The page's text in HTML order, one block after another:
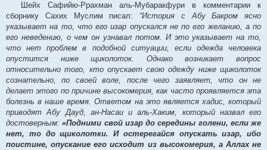
Шейх Сафийю-Ррахман аль-Мубаракфури в комментарии к
сборнику Сахих Муслим писал: “История с Абу Бакром ясно
указывает на то, что его изар опускался не по его желанию, а по
его неведению, о чем он узнавал потом. И это указывает на то,
что нет проблем в подобной ситуации, если одежда человека
опустится ниже щиколоток. Однако возникает вопрос
относительно того, кто опускает свою одежду ниже щиколоток
сознательно, по своей воле, после чего заявляет, что он не
делает этого по причине высокомерия, как часто проявляется эта
болезнь в наше время. Ответом на это является хадис, который
приводят Абу Дауд, ан-Насаи и аль-Хаким, который назвал его
достоверным:«Подними свой изар до середины голени, если же
нет, то до щиколотки. И остерегайся опускать изар, ибо
поистине, опускание его исходит из высокомерия, а Аллах не